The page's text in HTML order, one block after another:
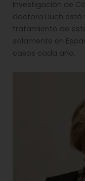
Investigación de
doctora Lluch está
tratamiento de
solamente en
casos cada año.